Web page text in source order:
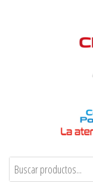
Checks –